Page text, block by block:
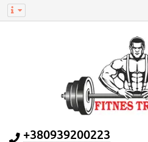
+380939200223